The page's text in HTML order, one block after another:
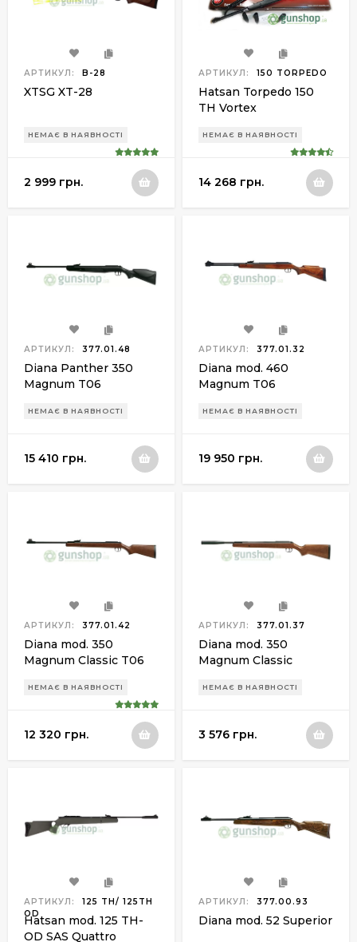
АРТИКУЛ: B-28
XTSG XT-28
НЕМАЄ В НАЯВНОСТІ
2 999 грн.
АРТИКУЛ: 150 TORPEDO
Hatsan Torpedo 150
TH Vortex
НЕМАЄ В НАЯВНОСТІ
14 268 грн.
АРТИКУЛ: 377.01.48
Diana Panther 350
Magnum T06
НЕМАЄ В НАЯВНОСТІ
15 410 грн.
АРТИКУЛ: 377.01.32
Diana mod. 460
Magnum T06
НЕМАЄ В НАЯВНОСТІ
19 950 грн.
АРТИКУЛ: 377.01.42
Diana mod. 350
Magnum Classic T06
НЕМАЄ В НАЯВНОСТІ
12 320 грн.
АРТИКУЛ: 377.01.37
Diana mod. 350
Magnum Classic
НЕМАЄ В НАЯВНОСТІ
3 576 грн.
АРТИКУЛ:
125 TH/ 125TH
OD
Hatsan mod. 125 TH-
OD SAS Quattro
АРТИКУЛ: 377.00.93
Diana mod. 52 Superior